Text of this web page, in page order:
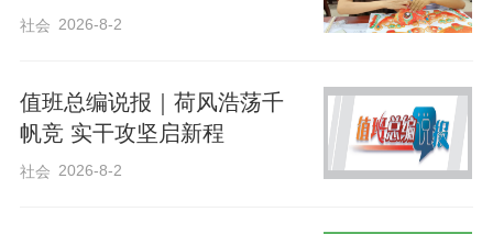
社会 2026-8-2
值班总编说报｜荷风浩荡千
帆竞 实干攻坚启新程
社会 2026-8-2